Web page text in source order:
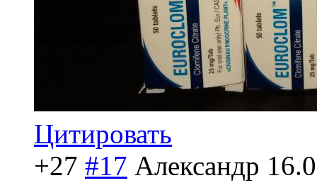
Цитировать
+27 #17 Александр